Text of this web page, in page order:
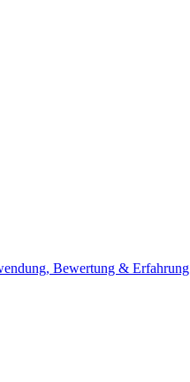
Bewertung & Erfahrung